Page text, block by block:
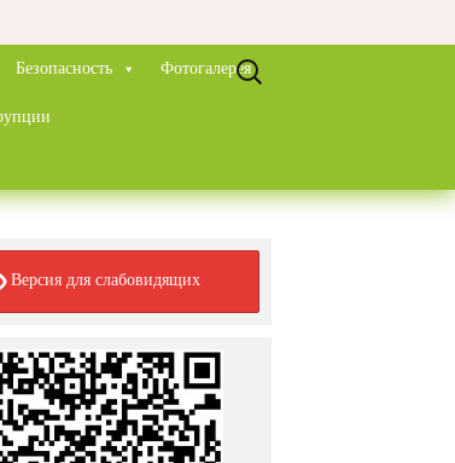
Безопасность ФотогалереяНайти:
Версия для слабовидящих